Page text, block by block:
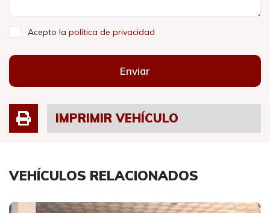
Acepto la política de privacidad
Enviar
IMPRIMIR VEHÍCULO
VEHÍCULOS RELACIONADOS